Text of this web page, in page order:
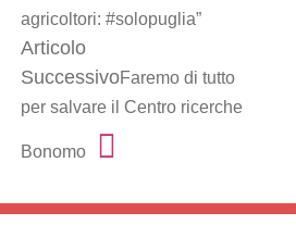
agricoltori: #solopuglia”
Articolo
SuccessivoFaremo di tutto
per salvare il Centro ricerche
Bonomo